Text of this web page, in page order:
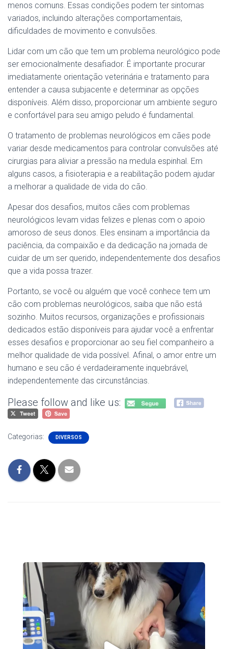
menos comuns. Essas condições podem ter sintomas
variados, incluindo alterações comportamentais,
dificuldades de movimento e convulsões.
Lidar com um cão que tem um problema neurológico pode
ser emocionalmente desafiador. É importante procurar
imediatamente orientação veterinária e tratamento para
entender a causa subjacente e determinar as opções
disponíveis. Além disso, proporcionar um ambiente seguro
e confortável para seu amigo peludo é fundamental.
O tratamento de problemas neurológicos em cães pode
variar desde medicamentos para controlar convulsões até
cirurgias para aliviar a pressão na medula espinhal. Em
alguns casos, a fisioterapia e a reabilitação podem ajudar
a melhorar a qualidade de vida do cão.
Apesar dos desafios, muitos cães com problemas
neurológicos levam vidas felizes e plenas com o apoio
amoroso de seus donos. Eles ensinam a importância da
paciência, da compaixão e da dedicação na jornada de
cuidar de um ser querido, independentemente dos desafios
que a vida possa trazer.
Portanto, se você ou alguém que você conhece tem um
cão com problemas neurológicos, saiba que não está
sozinho. Muitos recursos, organizações e profissionais
dedicados estão disponíveis para ajudar você a enfrentar
esses desafios e proporcionar ao seu fiel companheiro a
melhor qualidade de vida possível. Afinal, o amor entre um
humano e seu cão é verdadeiramente inquebrável,
independentemente das circunstâncias.
Please follow and like us:
Categorias: DIVERSOS